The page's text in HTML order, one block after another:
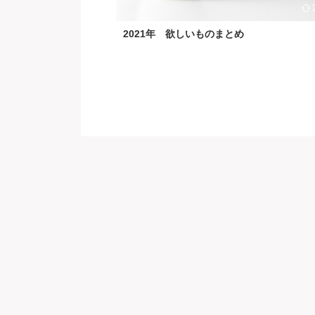
2021年 欲しいものまとめ